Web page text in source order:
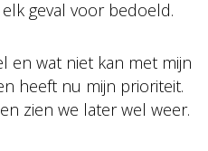
geval voor bedoeld.
en wat niet kan met mijn
heeft nu mijn prioriteit.
zien we later wel weer.